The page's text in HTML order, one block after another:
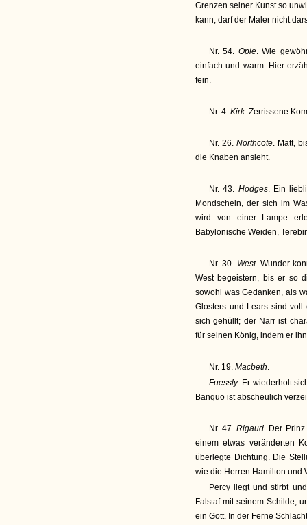
Grenzen seiner Kunst so
kann, darf der Maler nicht
Nr. 54. Opie. Wie
einfach und warm. Hier
fein.
Nr. 4. Kirk. Zerrissene
Nr. 26.Northcote. Matt,
die Knaben ansieht.
Nr. 43. Hodges. Ein
Mondschein, der sich im
wird von einer Lampe
Babylonische Weiden,
Nr. 30. West. Wunder
West begeistern, bis er so
sowohl was Gedanken, als
Glosters und Lears sind voll
sich gehüllt; der Narr ist
für seinen König, indem er
Nr. 19. Macbeth.
Fuessly. Er wiederholt
Banquo ist abscheulich
Nr. 47.Rigaud. Der
einem etwas veränderten
überlegte Dichtung. Die
wie die Herren Hamilton und
Percy liegt und stirbt
Falstaf mit seinem Schilde,
ein Gott. In der Ferne